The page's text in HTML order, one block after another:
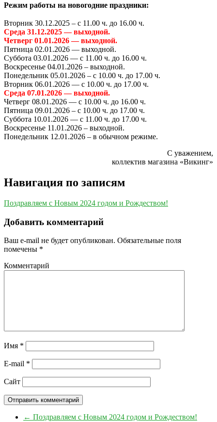
Режим работы на новогодние праздники:
Вторник 30.12.2025 – с 11.00 ч. до 16.00 ч.
Среда 31.12.2025 — выходной.
Четверг 01.01.2026 — выходной.
Пятница 02.01.2026 — выходной.
Суббота 03.01.2026 — с 11.00 ч. до 16.00 ч.
Воскресенье 04.01.2026 – выходной.
Понедельник 05.01.2026 – с 10.00 ч. до 17.00 ч.
Вторник 06.01.2026 — с 10.00 ч. до 17.00 ч.
Среда 07.01.2026 — выходной.
Четверг 08.01.2026 — с 10.00 ч. до 16.00 ч.
Пятница 09.01.2026 – с 10.00 ч. до 17.00 ч.
Суббота 10.01.2026 — с 11.00 ч. до 17.00 ч.
Воскресенье 11.01.2026 – выходной.
Понедельник 12.01.2026 – в обычном режиме.
С уважением,
коллектив магазина «Викинг»
Навигация по записям
Поздравляем с Новым 2024 годом и Рождеством!
Добавить комментарий
Ваш e-mail не будет опубликован. Обязательные поля
помечены *
Комментарий
Имя *
E-mail *
Сайт
← Поздравляем с Новым 2024 годом и Рождеством!